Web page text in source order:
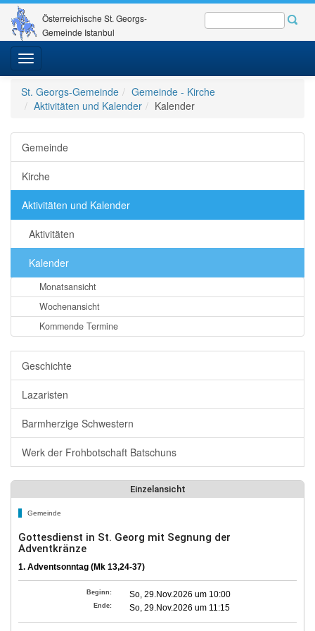
Österreichische St. Georgs-
Gemeinde Istanbul
Toggle
navigation
St. Georgs-Gemeinde
Gemeinde - Kirche
Aktivitäten und Kalender
Kalender
Gemeinde
Kirche
Aktivitäten und Kalender
Aktivitäten
Kalender
Monatsansicht
Wochenansicht
Kommende Termine
Geschichte
Lazaristen
Barmherzige Schwestern
Werk der Frohbotschaft Batschuns
Einzelansicht
Gemeinde
Gottesdienst in St. Georg mit Segnung der
Adventkränze
1. Adventsonntag (Mk 13,24-37)
Beginn: So, 29.Nov.2026 um 10:00
Ende: So, 29.Nov.2026 um 11:15